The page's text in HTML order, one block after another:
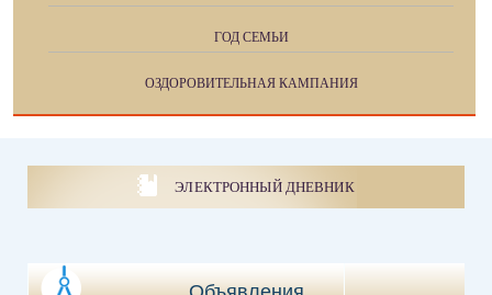
ГОД СЕМЬИ
ОЗДОРОВИТЕЛЬНАЯ КАМПАНИЯ
ЭЛЕКТРОННЫЙ ДНЕВНИК